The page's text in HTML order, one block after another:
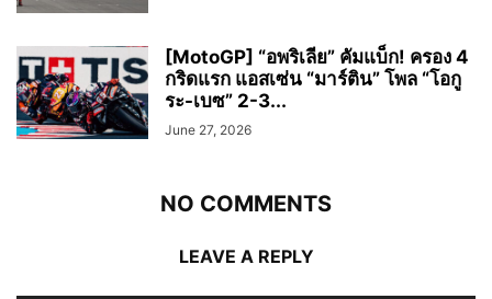
[MotoGP] “อพริเลีย” คัมแบ็ก! ครอง 4
กริดแรก แอสเซ่น “มาร์ติน” โพล “โอกู
ระ-เบซ” 2-3...
June 27, 2026
NO COMMENTS
LEAVE A REPLY